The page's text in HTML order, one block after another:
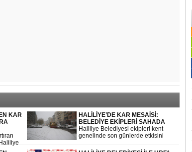
KAR
HALİLİYE’DE KAR MESAİSİ:
BELEDİYE EKİPLERİ SAHADA
Haliliye Belediyesi ekipleri kent
genelinde son günlerde etkisini
karşı sahada yoğun bir mesai